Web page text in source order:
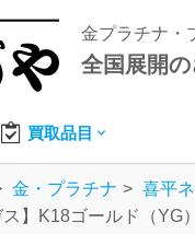
金プラチナ・
全国展開
買取品目
金・プラチナ
喜平
】K18ゴールド（